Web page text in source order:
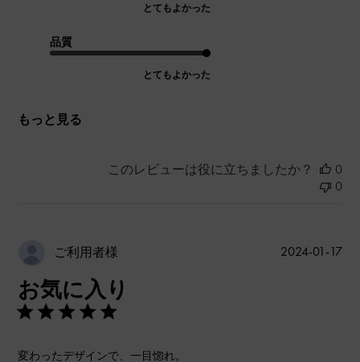
とてもよかった
品質
とてもよかった
もっと見る
このレビューは役に立ちましたか？
0
0
ご利用者様
お気に入り
変わったデザインで、一目惚れ。
公
2024-01-17